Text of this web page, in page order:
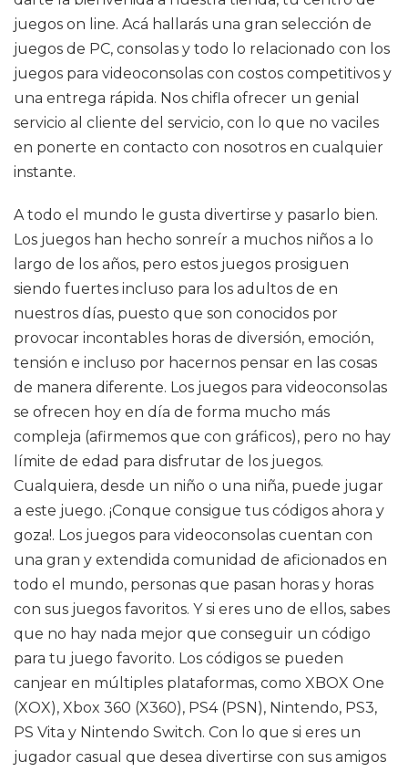
juegos on line. Acá hallarás una gran selección de
juegos de PC, consolas y todo lo relacionado con los
juegos para videoconsolas con costos competitivos y
una entrega rápida. Nos chifla ofrecer un genial
servicio al cliente del servicio, con lo que no vaciles
en ponerte en contacto con nosotros en cualquier
instante.
A todo el mundo le gusta divertirse y pasarlo bien.
Los juegos han hecho sonreír a muchos niños a lo
largo de los años, pero estos juegos prosiguen
siendo fuertes incluso para los adultos de en
nuestros días, puesto que son conocidos por
provocar incontables horas de diversión, emoción,
tensión e incluso por hacernos pensar en las cosas
de manera diferente. Los juegos para videoconsolas
se ofrecen hoy en día de forma mucho más
compleja (afirmemos que con gráficos), pero no hay
límite de edad para disfrutar de los juegos.
Cualquiera, desde un niño o una niña, puede jugar
a este juego. ¡Conque consigue tus códigos ahora y
goza!. Los juegos para videoconsolas cuentan con
una gran y extendida comunidad de aficionados en
todo el mundo, personas que pasan horas y horas
con sus juegos favoritos. Y si eres uno de ellos, sabes
que no hay nada mejor que conseguir un código
para tu juego favorito. Los códigos se pueden
canjear en múltiples plataformas, como XBOX One
(XOX), Xbox 360 (X360), PS4 (PSN), Nintendo, PS3,
PS Vita y Nintendo Switch. Con lo que si eres un
jugador casual que desea divertirse con sus amigos